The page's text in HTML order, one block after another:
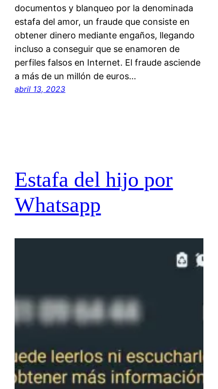
documentos y blanqueo por la denominada
estafa del amor, un fraude que consiste en
obtener dinero mediante engaños, llegando
incluso a conseguir que se enamoren de
perfiles falsos en Internet. El fraude asciende
a más de un millón de euros…
abril 13, 2023
Estafa del hijo por
Whatsapp